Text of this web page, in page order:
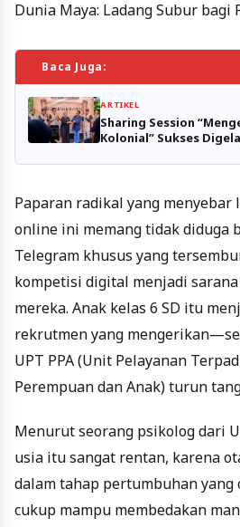
Dunia Maya: Ladang Subur bagi
Baca Juga:
ARTIKEL
Sharing Session
Kolonial” Sukses
Paparan radikal yang
online ini memang tidak diduga
Telegram khusus yang
kompetisi digital menjadi
mereka. Anak kelas 6 SD itu
rekrutmen yang
UPT PPA (Unit Pelayanan
Perempuan dan Anak) turun
Menurut seorang psikolog dari
usia itu sangat rentan, karena
dalam tahap pertumbuhan yang
cukup mampu membedakan